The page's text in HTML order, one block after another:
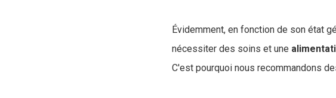
Évidemment, en fonction de son état
nécessiter des soins et une
C'est pourquoi nous recommandons